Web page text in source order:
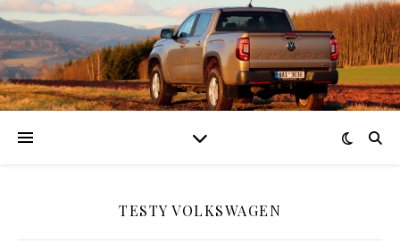
TESTY VOLKSWAGEN